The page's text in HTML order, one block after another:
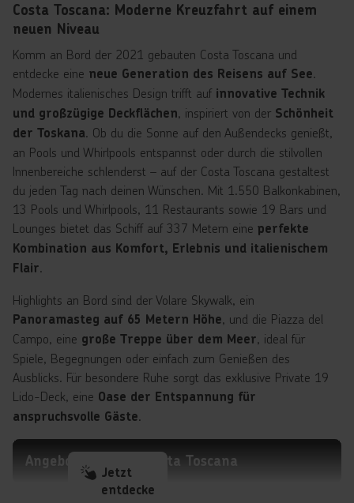
Am Abend erwartet dich ein abwechslungsreiches
Akrobatik. Wer sein Glück versuchen möchte, besucht
dasKasino (ab 18 Jahren), Nachtschwärmer zieht es in
dieDiskothek.
Erholung findest du im Beauty Spa Solemio oder im
Solemio Beauty Salon mitKosmetik-, Wellness- und
Friseuranwendungen.
Die Costa Fortuna verbindet
nostalgische Eleganz mit
modernem Komfort – eine Kreuzfahrt, die stilvolle
Atmosphäre, italienische Genussmomente und
abwechslungsreiche Unterhaltung harmonisch vereint.
Costa Toscana: Moderne Kreuzfahrt auf einem
neuen Niveau
Komm an Bord der 2021 gebauten Costa Toscana und
entdecke eine neue Generation des Reisens auf See.
Modernes italienisches Design trifft auf innovative Technik
und großzügige Deckflächen, inspiriert von der Schönheit
der Toskana. Ob du die Sonne auf den Außendecks genießt,
an Pools und Whirlpools entspannst oder durch die stilvollen
Innenbereiche schlenderst – auf der Costa Toscana gestaltest
du jeden Tag nach deinen Wünschen. Mit 1.550 Balkonkabinen,
13 Pools und Whirlpools, 11 Restaurants sowie 19 Bars und
Lounges bietet das Schiff auf 337 Metern eine perfekte
Kombination aus Komfort, Erlebnis und italienischem
Flair.
Highlights an Bord sind der Volare Skywalk, ein
Panoramasteg auf 65 Metern Höhe, und die Piazza del
Campo, eine große Treppe über dem Meer, ideal für
Spiele, Begegnungen oder einfach zum Genießen des
Ausblicks. Für besondere Ruhe sorgt das exklusive Private 19
Lido-Deck, eine Oase der Entspannung für
anspruchsvolle Gäste.
Angebote mit der Costa Toscana
Jetzt
entdecke